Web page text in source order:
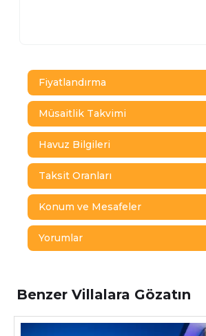
Fiyatlandırma
Müsaitlik Takvimi
Havuz Bilgileri
Taksit Oranları
Konum ve Mesafeler
Yorumlar
Benzer Villalara Gözatın